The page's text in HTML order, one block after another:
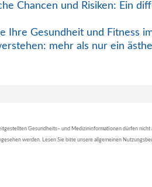
Chancen und Risiken: Ein
Ihre Gesundheit und Fitness
mehr als nur ein
Gesundheits– und Medizininformationen dürfen nicht
werden. Lesen Sie bitte unsere allgemeinen